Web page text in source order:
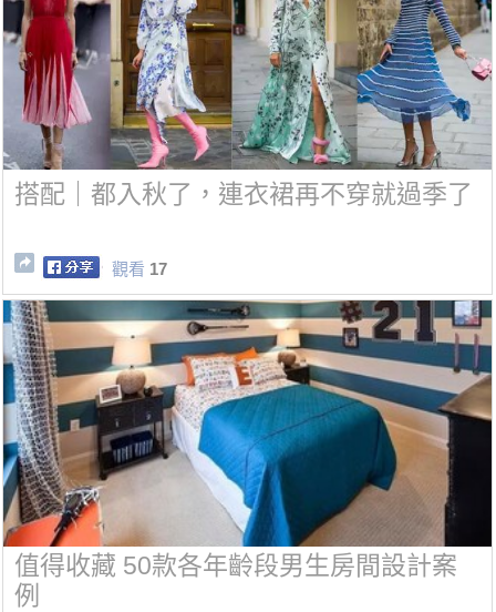
搭配｜都入秋了，連衣裙再不穿就過季了
觀看 17
值得收藏 50款各年齡段男生房間設計案
例